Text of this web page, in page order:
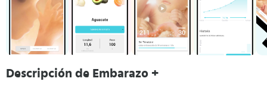
Descripción de Embarazo +